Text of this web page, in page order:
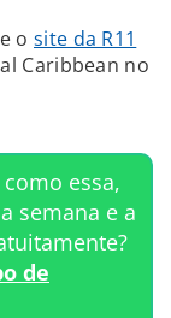
o site da R11
Caribbean no
essa,
semana e a
de